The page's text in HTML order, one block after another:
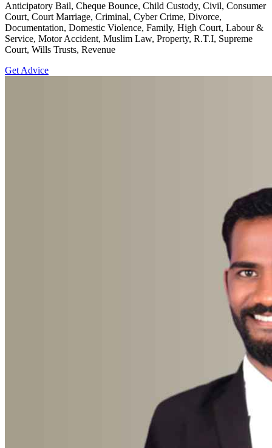
Anticipatory Bail, Cheque Bounce, Child Custody, Civil, Consumer
Court, Court Marriage, Criminal, Cyber Crime, Divorce,
Documentation, Domestic Violence, Family, High Court, Labour &
Service, Motor Accident, Muslim Law, Property, R.T.I, Supreme
Court, Wills Trusts, Revenue
Get Advice